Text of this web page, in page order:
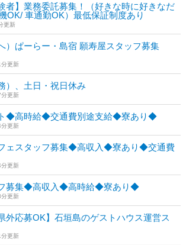
者】業務委託募集！（好きな時に好きなだ
OK/ 車通勤OK）最低保証制度あり
更新
）ぱーらー・島宿 願寿屋スタッフ募集
更新
）、土日・祝日休み
更新
◆高時給◆交通費別途支給◆寮あり◆
更新
ェスタッフ募集◆高収入◆寮あり◆交通費
更新
募集◆高収入◆高時給◆寮あり◆
更新
外応募OK】石垣島のゲストハウス運営ス
更新